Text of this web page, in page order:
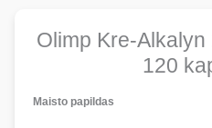
Olimp Kre-
120
Maisto papildas